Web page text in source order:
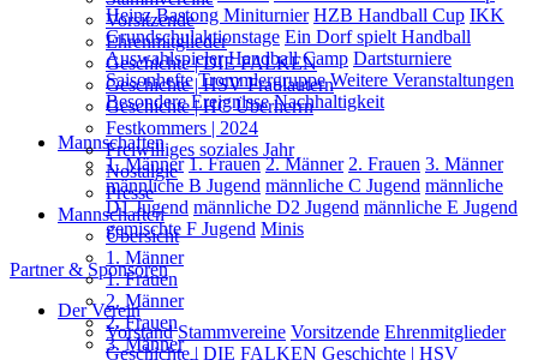
Vorsitzende
Ehrenmitglieder
Geschichte | DIE FALKEN
Geschichte | HSV Fraulautern
Geschichte | HC Überherrn
Festkommers | 2024
Freiwilliges soziales Jahr
Nostalgie
Presse
Mannschaften
Übersicht
1. Männer
1. Frauen
2. Männer
2. Frauen
3. Männer
Heinz Bastong Miniturnier HZB Handball Cup IKK
Grundschulaktionstage Ein Dorf spielt Handball
Auswahlspieler Handball Camp Dartsturniere
Saisonhefte Trommlergruppe Weitere Veranstaltungen
Besondere Ereignisse Nachhaltigkeit
Mannschaften
1. Männer 1. Frauen 2. Männer 2. Frauen 3. Männer
männliche B Jugend männliche C Jugend männliche
D1 Jugend männliche D2 Jugend männliche E Jugend
gemischte F Jugend Minis
Partner & Sponsoren
Der Verein
Vorstand Stammvereine Vorsitzende Ehrenmitglieder
Geschichte | DIE FALKEN Geschichte | HSV